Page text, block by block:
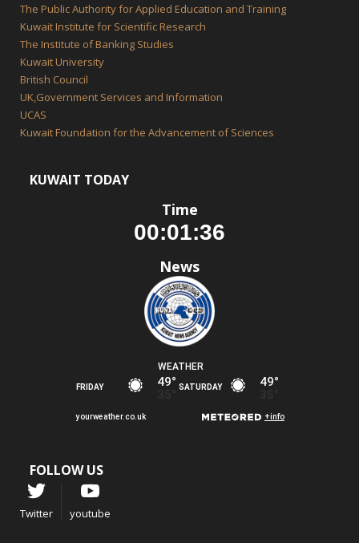
The Public Authority for Applied Education and Training
Kuwait Institute for Scientific Research
The Institute of Banking Studies
Kuwait University
British Council
UK,Government Services and Information
UCAS
Kuwait Foundation for the Advancement of Sciences
KUWAIT TODAY
Time
News
FOLLOW US
Twitter youtube